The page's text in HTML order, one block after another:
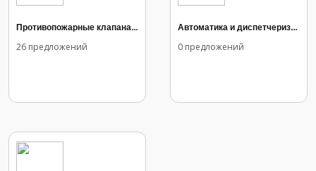
Противопожарные клапана и вентиляторы
26 предложений
Автоматика и диспетчеризация вентиляционного оборудования
0 предложений